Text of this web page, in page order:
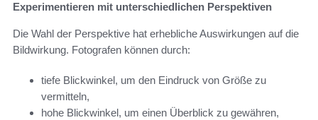
Experimentieren mit unterschiedlichen Perspektiven
Die Wahl der Perspektive hat erhebliche Auswirkungen auf die
Bildwirkung. Fotografen können durch:
tiefe Blickwinkel, um den Eindruck von Größe zu
vermitteln,
hohe Blickwinkel, um einen Überblick zu gewähren,